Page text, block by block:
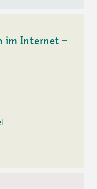
im Internet –